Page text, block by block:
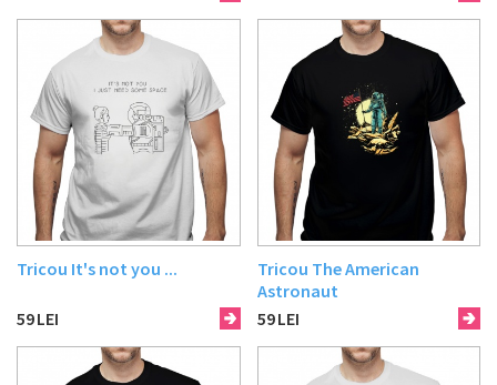
Tricou It's not you ...
59LEI
Tricou The American
Astronaut
59LEI